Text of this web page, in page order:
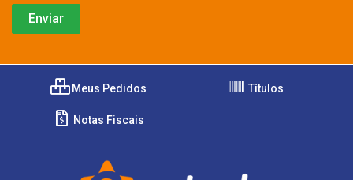
Meus Pedidos Títulos
Notas Fiscais